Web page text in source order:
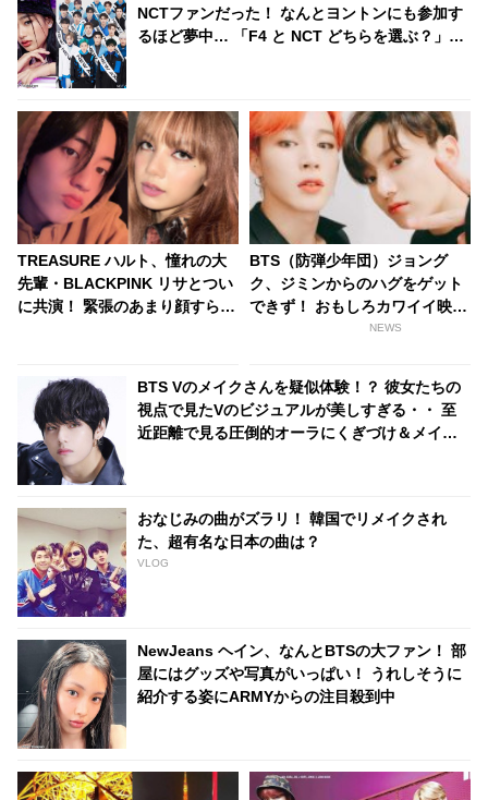
NCTファンだった！ なんとヨントンにも参加す
るほど夢中… 「F4 と NCT どちらを選ぶ？」の
TREASURE ハルト、憧れの大
先輩・BLACKPINK リサとつい
に共演！ 緊張のあまり顔すら見
BTS（防弾少年団）ジョング
ク、ジミンからのハグをゲット
できず！ おもしろカワイイ映像
NEWS
BTS Vのメイクさんを疑似体験！？ 彼女たちの
視点で見たVのビジュアルが美しすぎる・・ 至
近距離で見る圧倒的オーラにくぎづけ＆メイク
おなじみの曲がズラリ！ 韓国でリメイクされ
た、超有名な日本の曲は？
VLOG
NewJeans ヘイン、なんとBTSの大ファン！ 部
屋にはグッズや写真がいっぱい！ うれしそうに
紹介する姿にARMYからの注目殺到中